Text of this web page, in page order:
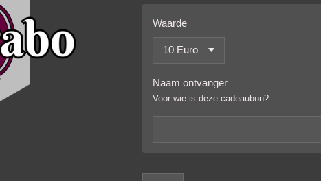
Waarde
Naam ontvanger
Voor wie is deze cadeaubon?